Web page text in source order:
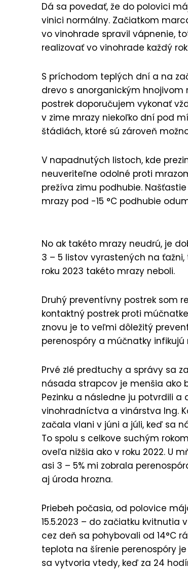
Dá sa povedať, že do polovici
vinici normálny. Začiatkom
vo vinohrade spravil vápnenie,
realizovať vo vinohrade každý
S príchodom teplých dní a na
drevo s anorganickým hnojivom
postrek doporučujem vykonať
v zime mrazy niekoľko dní pod
štádiách, ktoré sú zároveň
V napadnutých listoch, kde
neuveriteľne odolné proti
prežíva zimu podhubie.
mrazy pod -15 °C podhubie
No ak takéto mrazy neudrú, je
3 – 5 listov vyrastených na ťažni,
roku 2023 takéto mrazy neboli.
Druhý preventívny postrek som
kontaktný postrek proti
znovu je to veľmi dôležitý
perenospóry a múčnatky
Prvé zlé predtuchy a správy sa
násada strapcov je menšia ako
Pezinku a následne ju potvrdili
vinohradníctva a vinárstva Ing.
začala vlani v júni a júli, keď sa
To spolu s celkove suchým
oveľa nižšia ako v roku 2022. U
asi 3 – 5% mi zobrala
aj úroda hrozna.
Priebeh počasia, od polovice
15.5.2023 – do začiatku kvitnutia
cez deň sa pohybovali od 14°C
teplota na šírenie perenospóry
sa vytvoria vtedy, keď za 24